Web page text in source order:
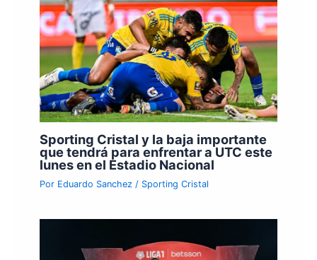
Sporting Cristal y la baja importante
que tendrá para enfrentar a UTC este
lunes en el Estadio Nacional
Por Eduardo Sanchez / Sporting Cristal